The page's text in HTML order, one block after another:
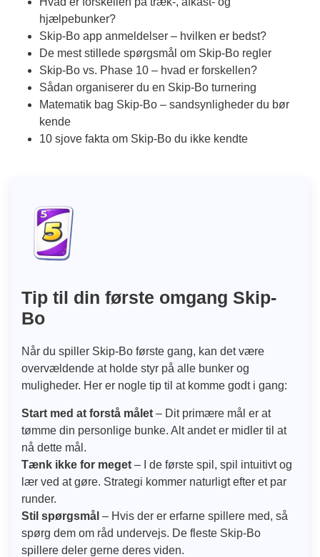
hjælpebunker?
Skip-Bo app anmeldelser – hvilken er bedst?
De mest stillede spørgsmål om Skip-Bo regler
Skip-Bo vs. Phase 10 – hvad er forskellen?
Sådan organiserer du en Skip-Bo turnering
Matematik bag Skip-Bo – sandsynligheder du bør
kende
10 sjove fakta om Skip-Bo du ikke kendte
Tip til din første omgang Skip-
Bo
Når du spiller Skip-Bo første gang, kan det være
overvældende at holde styr på alle bunker og
muligheder. Her er nogle tip til at komme godt i gang:
Start med at forstå målet – Dit primære mål er at
tømme din personlige bunke. Alt andet er midler til at
nå dette mål.
Tænk ikke for meget – I de første spil, spil intuitivt og
lær ved at gøre. Strategi kommer naturligt efter et par
runder.
Stil spørgsmål – Hvis der er erfarne spillere med, så
spørg dem om råd undervejs. De fleste Skip-Bo
spillere deler gerne deres viden.